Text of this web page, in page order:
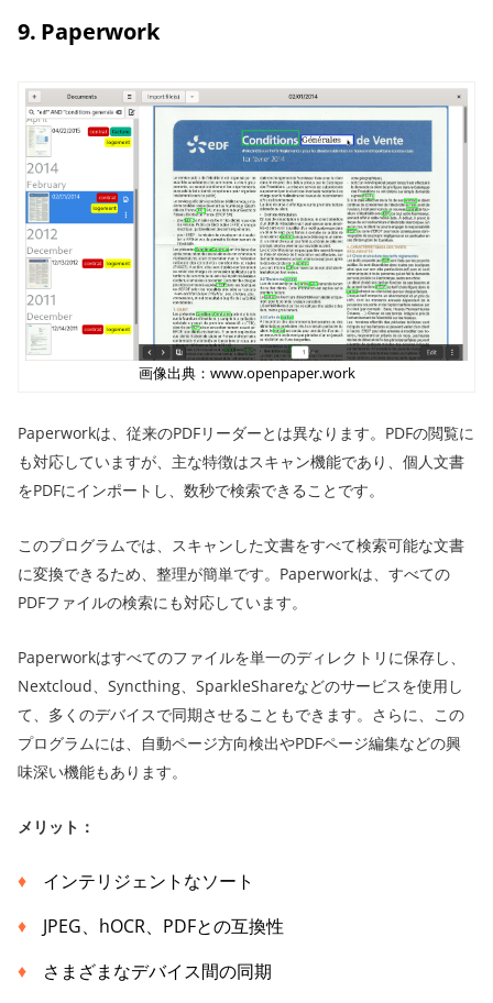
9. Paperwork
画像出典：www.openpaper.work
Paperworkは、従来のPDFリーダーとは異なります。PDFの閲覧に
も対応していますが、主な特徴はスキャン機能であり、個人文書
をPDFにインポートし、数秒で検索できることです。
このプログラムでは、スキャンした文書をすべて検索可能な文書
に変換できるため、整理が簡単です。Paperworkは、すべての
PDFファイルの検索にも対応しています。
Paperworkはすべてのファイルを単一のディレクトリに保存し、
Nextcloud、Syncthing、SparkleShareなどのサービスを使用し
て、多くのデバイスで同期させることもできます。さらに、この
プログラムには、自動ページ方向検出やPDFページ編集などの興
味深い機能もあります。
メリット：
インテリジェントなソート
JPEG、hOCR、PDFとの互換性
さまざまなデバイス間の同期